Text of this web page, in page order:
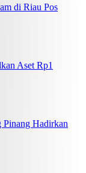
di Riau Pos
Aset Rp1
Pinang Hadirkan